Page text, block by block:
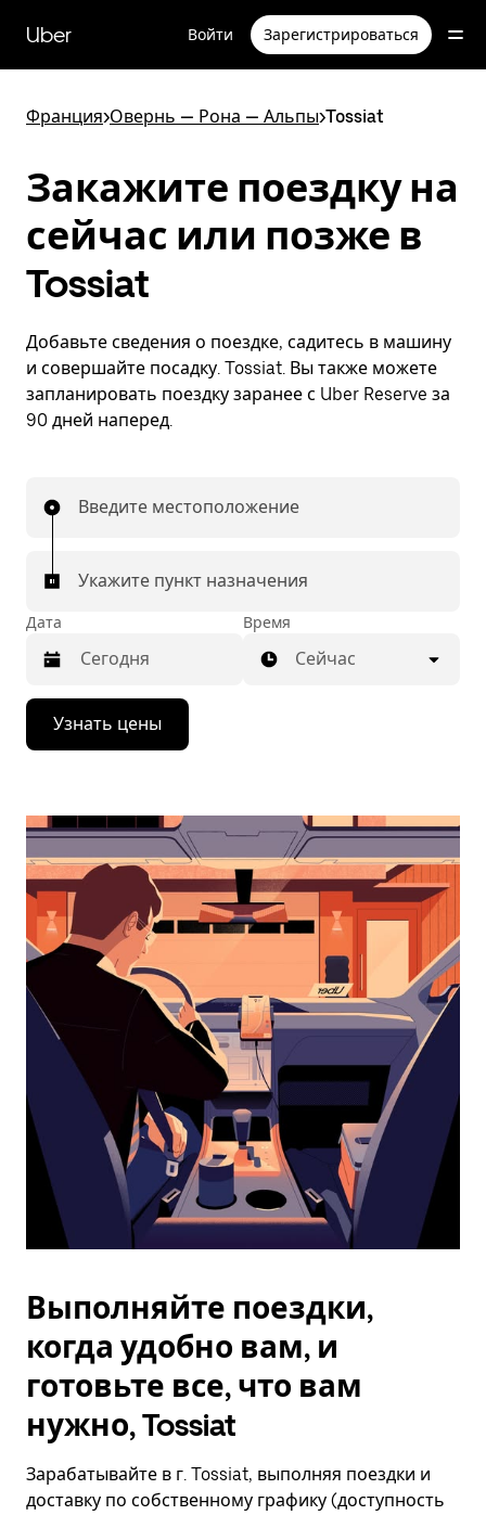
перейти
к
Uber Войти Зарегистрироваться
Франция>Овернь — Рона — Альпы>Tossiat
Закажите поездку на
сейчас или позже в
Tossiat
Добавьте сведения о поездке, садитесь в машину
и совершайте посадку. Tossiat. Вы также можете
запланировать поездку заранее с Uber Reserve за
90 дней наперед.
Введите местоположение
Укажите пункт назначения
Дата
Нажмите
стрелку
вниз,
календарю
выбрать
дату.
Чтобы
закрыть
календарь,
нажмите
Esc.
Время
Сейчас
Узнать цены
Выполняйте поездки,
когда удобно вам, и
готовьте все, что вам
нужно, Tossiat
Зарабатывайте в г. Tossiat, выполняя поездки и
доставку по собственному графику (доступность